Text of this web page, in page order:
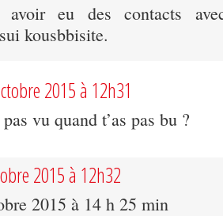
avoir eu des contacts
kousbbisite.
2015 à 12h31
vu quand t’as pas bu ?
2015 à 12h32
2015 à 14 h 25 min